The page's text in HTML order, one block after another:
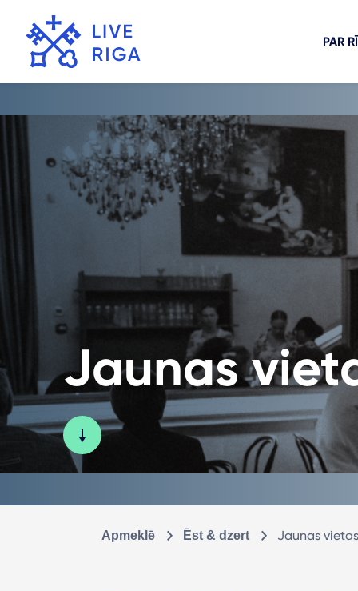
PAR
Jaunas
Apmeklē Ēst & dzert Jaunas